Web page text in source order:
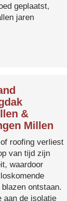
geplaatst,
jaren
&
Millen
roofing verliest
van tijd zijn
waardoor
blazen ontstaan.
aan de isolatie